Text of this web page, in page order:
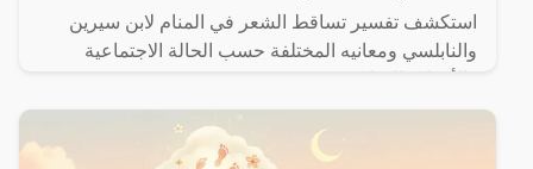
استكشف تفسير تساقط الشعر في المنام لابن سيرين
والنابلسي ومعانيه المختلفة حسب الحالة الاجتماعية